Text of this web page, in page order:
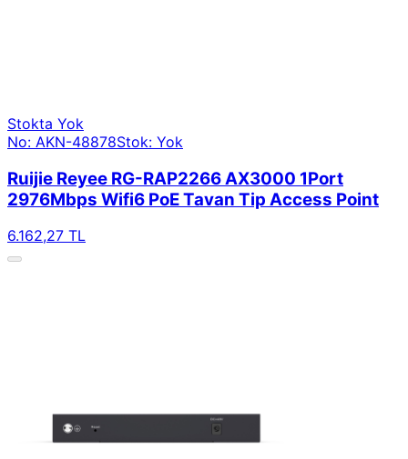
Stokta Yok
No: AKN-48878Stok: Yok
Ruijie Reyee RG-RAP2266 AX3000 1Port
2976Mbps Wifi6 PoE Tavan Tip Access Point
6.162,27 TL